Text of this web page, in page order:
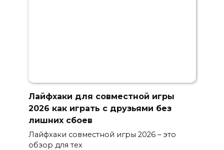
Лайфхаки для совместной игры
2026 как играть с друзьями без
лишних сбоев
Лайфхаки совместной игры 2026 – это
обзор для тех